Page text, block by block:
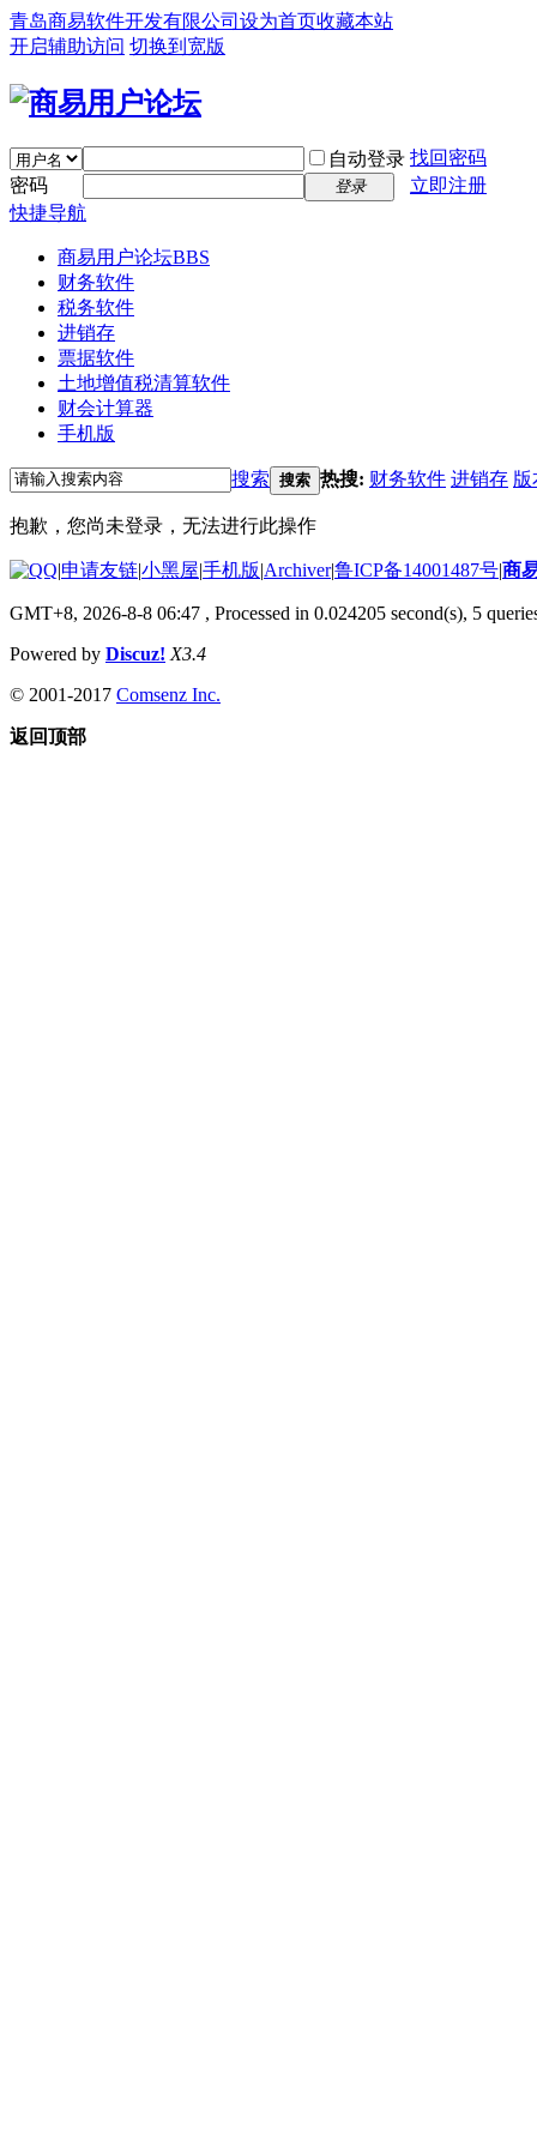
青岛商易软件开发有限公司 设为首页收藏本站
开启辅助访问 切换到宽版
自动登录 找回密码
密码
登录
立即注册
快捷导航
商易用户论坛BBS
财务软件
税务软件
进销存
票据软件
土地增值税清算软件
财会计算器
手机版
搜索 搜索 热搜: 财务软件 进销存 版
抱歉，您尚未登录，无法进行此操作
|申请友链|小黑屋|手机版|Archiver|鲁ICP备14001487号|商
GMT+8, 2026-8-8 06:47 , Processed in 0.024205 second(s), 5
Powered by Discuz! X3.4
© 2001-2017 Comsenz Inc.
返回顶部